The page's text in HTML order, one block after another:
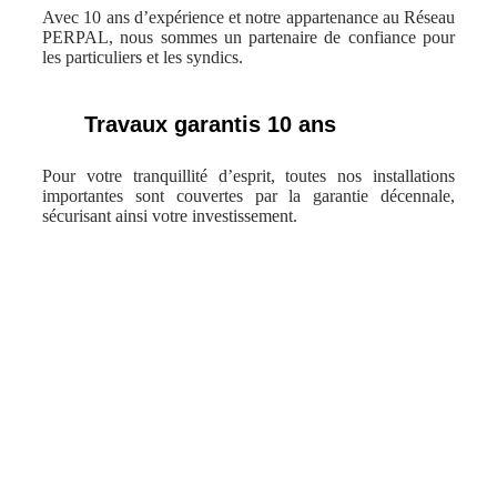
Avec 10 ans d’expérience et notre appartenance au Réseau
PERPAL, nous sommes un partenaire de confiance pour
les particuliers et les syndics.
Travaux garantis 10 ans
Pour votre tranquillité d’esprit, toutes nos installations
importantes sont couvertes par la garantie décennale,
sécurisant ainsi votre investissement.